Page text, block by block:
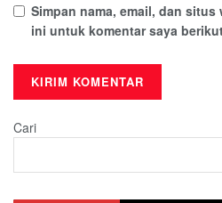
Simpan nama, email, dan situs
ini untuk komentar saya
Cari